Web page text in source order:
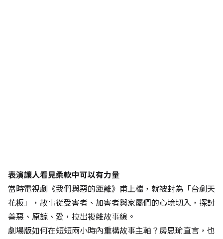
表演讓人看見柔軟中可以有力量
當時電視劇《我們與惡的距離》甫上檔，就被封為「台劇天
花板」，故事從受害者、加害者與家屬們的心境切入，探討
善惡、原諒、愛，拉出複雜故事線。
劇場版如何在短短兩小時內重構故事主軸？房思瑜直言，也